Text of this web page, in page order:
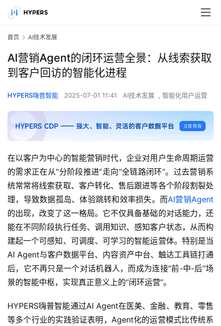
首页 AI技术发展
AI营销Agent的闭环运营全景：从线索获取
到客户回访的智能化进程
HYPERS嗨普智能 2025-07-01 11:41 AI技术发展 , 智能化用户运营
在以客户为中心的智能营销时代，企业对用户生命周期运营
的需求正在从“分阶段推进”走向“全链路闭环”。过去营销系
统常常将线索获取、客户转化、售后跟进等各个阶段割裂处
理，导致数据孤岛、体验跳转和效率损失。而AI营销Agent
的出现，改变了这一格局。它不仅具备基础的对话能力，还
能在不同阶段执行任务、调用知识、感知客户状态，从而构
建起一个可感知、可调度、可学习的智能运营体。特别是当
AI Agent与客户数据平台、内容资产中台、触达工具链打通
后，它不再只是一个对话机器人，而成为连接“前-中-后”场
景的智能中枢，实现真正意义上的“闭环运营”。
HYPERS嗨普智能通过AI Agent在医美、金融、教育、零售
等多个行业的实践验证表明，Agent化的运营模式比传统系